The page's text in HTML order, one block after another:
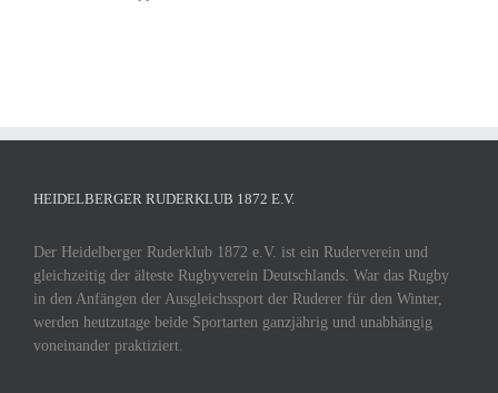
HEIDELBERGER RUDERKLUB 1872 E.V.
Der Heidelberger Ruderklub 1872 e.V. ist ein Ruderverein und
gleichzeitig der älteste Rugbyverein Deutschlands. War das Rugby
in den Anfängen der Ausgleichssport der Ruderer für den Winter,
werden heutzutage beide Sportarten ganzjährig und unabhängig
voneinander praktiziert.